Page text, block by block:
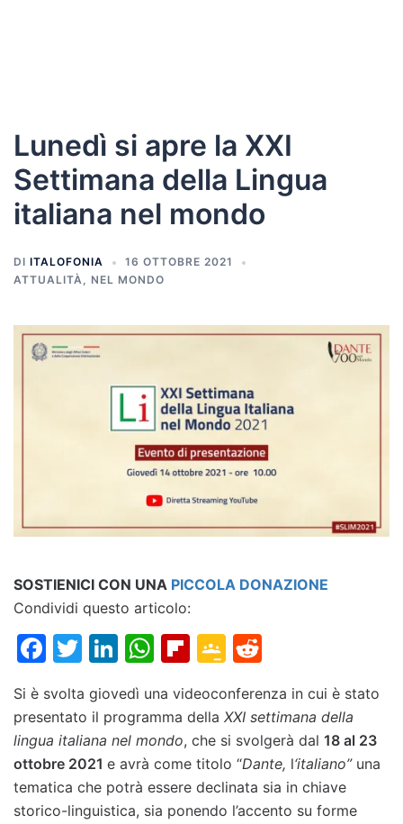
Lunedì si apre la XXI
Settimana della Lingua
italiana nel mondo
DI ITALOFONIA
16 OTTOBRE 2021
ATTUALITÀ, NEL MONDO
SOSTIENICI CON UNA PICCOLA DONAZIONE
Condividi questo articolo:
Facebook
Twitter
LinkedIn
WhatsApp
Flipboard
Google
Si è svolta giovedì una videoconferenza in cui è stato
presentato il programma della XXI settimana della
lingua italiana nel mondo, che si svolgerà dal 18 al 23
ottobre 2021 e avrà come titolo “Dante, l‘italiano” una
tematica che potrà essere declinata sia in chiave
storico-linguistica, sia ponendo l’accento su forme